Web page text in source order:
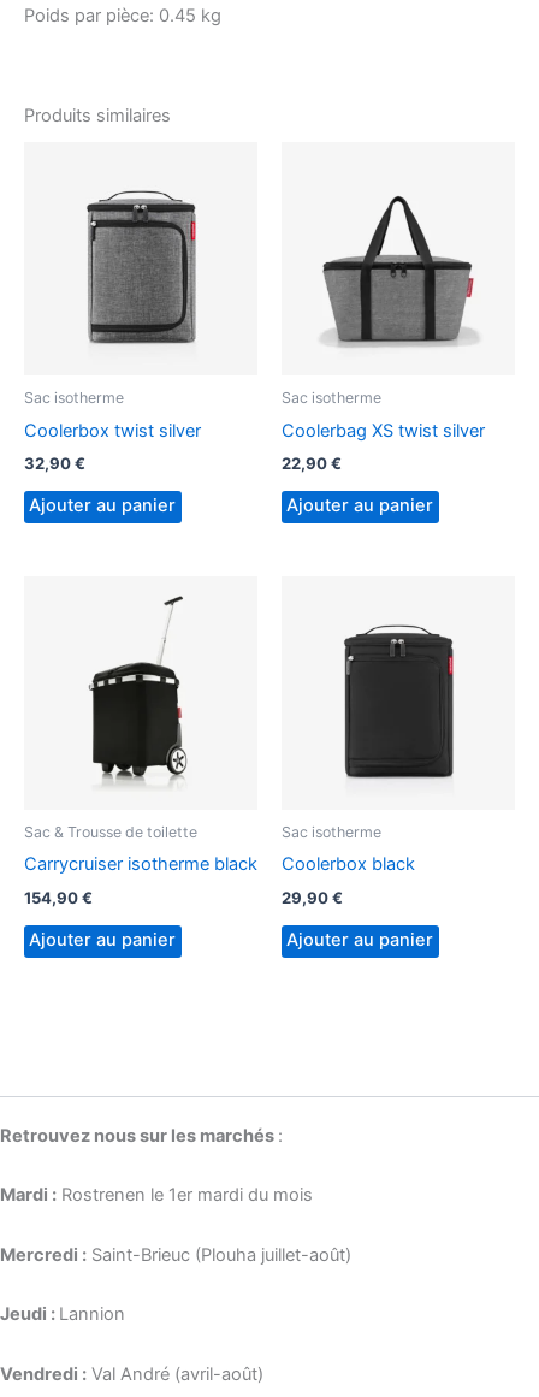
Poids par pièce: 0.45 kg
Produits similaires
Sac isotherme
Coolerbox twist silver
32,90€
Ajouter au panier
Sac isotherme
Coolerbag XS twist silver
22,90€
Ajouter au panier
Sac & Trousse de toilette
Carrycruiser isotherme black
154,90€
Ajouter au panier
Sac isotherme
Coolerbox black
29,90€
Ajouter au panier
Retrouvez nous sur les marchés :
Mardi : Rostrenen le 1er mardi du mois
Mercredi : Saint-Brieuc (Plouha juillet-août)
Jeudi : Lannion
Vendredi : Val André (avril-août)